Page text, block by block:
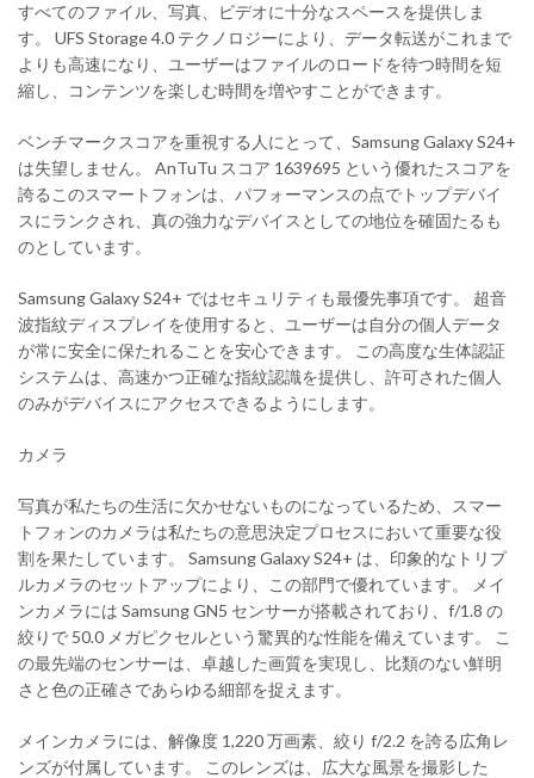
すべてのファイル、写真、ビデオに十分なスペースを提供しま
す。 UFS Storage 4.0 テクノロジーにより、データ転送がこれまで
よりも高速になり、ユーザーはファイルのロードを待つ時間を短
縮し、コンテンツを楽しむ時間を増やすことができます。
ベンチマークスコアを重視する人にとって、Samsung Galaxy S24+
は失望しません。 AnTuTu スコア 1639695 という優れたスコアを
誇るこのスマートフォンは、パフォーマンスの点でトップデバイ
スにランクされ、真の強力なデバイスとしての地位を確固たるも
のとしています。
Samsung Galaxy S24+ ではセキュリティも最優先事項です。 超音
波指紋ディスプレイを使用すると、ユーザーは自分の個人データ
が常に安全に保たれることを安心できます。 この高度な生体認証
システムは、高速かつ正確な指紋認識を提供し、許可された個人
のみがデバイスにアクセスできるようにします。
カメラ
写真が私たちの生活に欠かせないものになっているため、スマー
トフォンのカメラは私たちの意思決定プロセスにおいて重要な役
割を果たしています。 Samsung Galaxy S24+ は、印象的なトリプ
ルカメラのセットアップにより、この部門で優れています。 メイ
ンカメラには Samsung GN5 センサーが搭載されており、f/1.8 の
絞りで 50.0 メガピクセルという驚異的な性能を備えています。 こ
の最先端のセンサーは、卓越した画質を実現し、比類のない鮮明
さと色の正確さであらゆる細部を捉えます。
メインカメラには、解像度 1,220 万画素、絞り f/2.2 を誇る広角レ
ンズが付属しています。 このレンズは、広大な風景を撮影した